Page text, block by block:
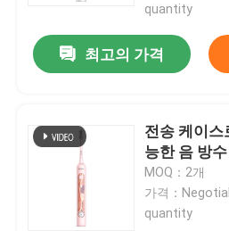
quantity
최고의 가격
전송 케이스
능한 음 방
MOQ：2개
가격：
quantity